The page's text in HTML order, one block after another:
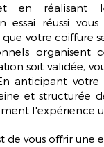
en réalisant
essai réussi
que votre coiffure
organisent
soit validée,
anticipant votre
et structurée
l'expérience
de vous offrir une